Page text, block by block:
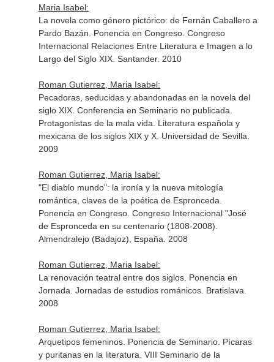
Maria Isabel:
La novela como género pictórico: de Fernán Caballero a
Pardo Bazán. Ponencia en Congreso. Congreso
Internacional Relaciones Entre Literatura e Imagen a lo
Largo del Siglo XIX. Santander. 2010
Roman Gutierrez, Maria Isabel:
Pecadoras, seducidas y abandonadas en la novela del
siglo XIX. Conferencia en Seminario no publicada.
Protagonistas de la mala vida. Literatura española y
mexicana de los siglos XIX y X. Universidad de Sevilla.
2009
Roman Gutierrez, Maria Isabel:
"El diablo mundo": la ironía y la nueva mitología
romántica, claves de la poética de Espronceda.
Ponencia en Congreso. Congreso Internacional "José
de Espronceda en su centenario (1808-2008).
Almendralejo (Badajoz), España. 2008
Roman Gutierrez, Maria Isabel:
La renovación teatral entre dos siglos. Ponencia en
Jornada. Jornadas de estudios románicos. Bratislava.
2008
Roman Gutierrez, Maria Isabel:
Arquetipos femeninos. Ponencia de Seminario. Pícaras
y puritanas en la literatura. VIII Seminario de la